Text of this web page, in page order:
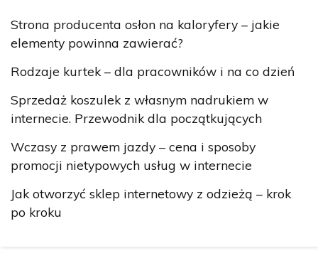
Strona producenta osłon na kaloryfery – jakie
elementy powinna zawierać?
Rodzaje kurtek – dla pracowników i na co dzień
Sprzedaż koszulek z własnym nadrukiem w
internecie. Przewodnik dla początkujących
Wczasy z prawem jazdy – cena i sposoby
promocji nietypowych usług w internecie
Jak otworzyć sklep internetowy z odzieżą – krok
po kroku